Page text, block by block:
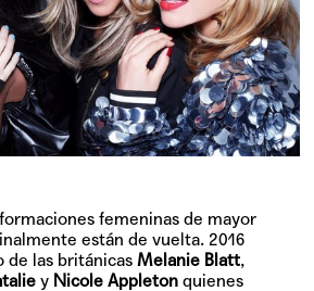
femeninas de mayor
están de vuelta. 2016
de las británicas Melanie Blatt,
y Nicole Appleton quienes